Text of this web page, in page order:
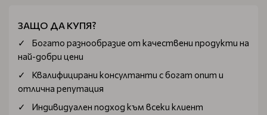
ЗАЩО ДА КУПЯ?
Богатo разнообразие от качествени продукти на
най-добри цени
Квалифицирани консултанти с богат опит и
отлична репутация
Индивидуален подход към всеки клиент